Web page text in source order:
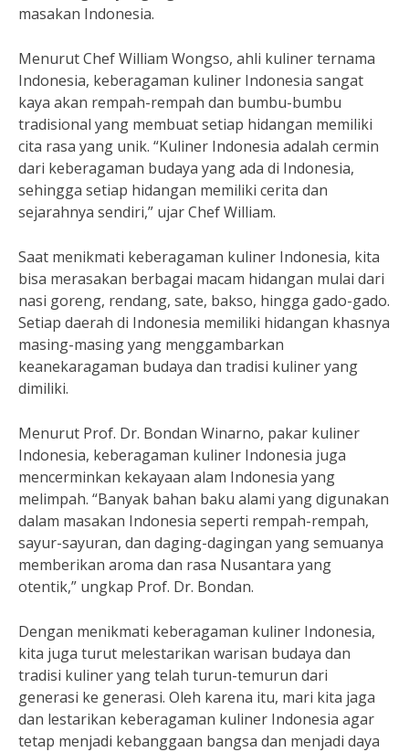
masakan Indonesia.
Menurut Chef William Wongso, ahli kuliner ternama
Indonesia, keberagaman kuliner Indonesia sangat
kaya akan rempah-rempah dan bumbu-bumbu
tradisional yang membuat setiap hidangan memiliki
cita rasa yang unik. “Kuliner Indonesia adalah cermin
dari keberagaman budaya yang ada di Indonesia,
sehingga setiap hidangan memiliki cerita dan
sejarahnya sendiri,” ujar Chef William.
Saat menikmati keberagaman kuliner Indonesia, kita
bisa merasakan berbagai macam hidangan mulai dari
nasi goreng, rendang, sate, bakso, hingga gado-gado.
Setiap daerah di Indonesia memiliki hidangan khasnya
masing-masing yang menggambarkan
keanekaragaman budaya dan tradisi kuliner yang
dimiliki.
Menurut Prof. Dr. Bondan Winarno, pakar kuliner
Indonesia, keberagaman kuliner Indonesia juga
mencerminkan kekayaan alam Indonesia yang
melimpah. “Banyak bahan baku alami yang digunakan
dalam masakan Indonesia seperti rempah-rempah,
sayur-sayuran, dan daging-dagingan yang semuanya
memberikan aroma dan rasa Nusantara yang
otentik,” ungkap Prof. Dr. Bondan.
Dengan menikmati keberagaman kuliner Indonesia,
kita juga turut melestarikan warisan budaya dan
tradisi kuliner yang telah turun-temurun dari
generasi ke generasi. Oleh karena itu, mari kita jaga
dan lestarikan keberagaman kuliner Indonesia agar
tetap menjadi kebanggaan bangsa dan menjadi daya